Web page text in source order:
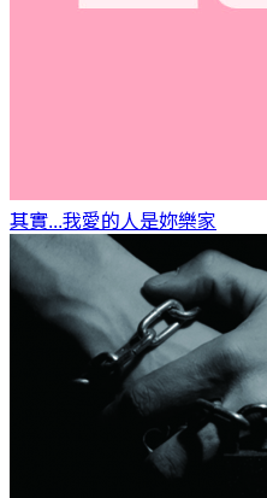
其實...我愛的人是妳樂家